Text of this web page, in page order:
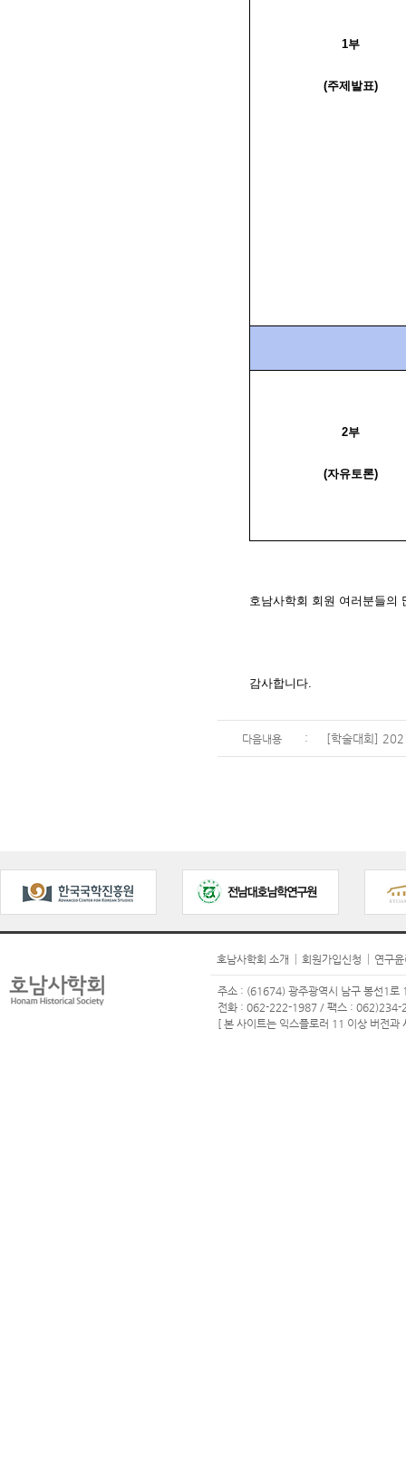
1부
(주제발표)
2부
(자유토론)
호남사학회 회원 여러분들의
감사합니다.
다음내용 : [학술대회]
호남사학회 소개 회원가입신청 연구
주소 : (61674) 광주광역시 남구 봉선1
전화 : 062-222-1987 / 팩스 :
[ 본 사이트는 익스플로러 11 이상 버전